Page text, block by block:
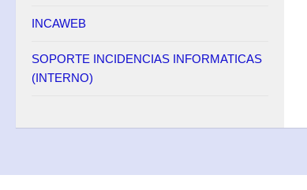
INCAWEB
SOPORTE INCIDENCIAS INFORMATICAS
(INTERNO)